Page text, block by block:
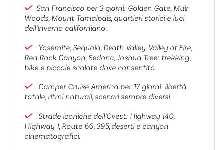
San Francisco per 3 giorni: Golden Gate, Muir
Woods, Mount Tamalpais, quartieri storici e luci
dell’inverno californiano.
Yosemite, Sequoia, Death Valley, Valley of Fire,
Red Rock Canyon, Sedona, Joshua Tree: trekking,
bike e piccole scalate dove consentito.
Camper Cruise America per 17 giorni: libertà
totale, ritmi naturali, scenari sempre diversi.
Strade iconiche dell’Ovest: Highway 140,
Highway 1, Route 66, 395, deserti e canyon
cinematografici.